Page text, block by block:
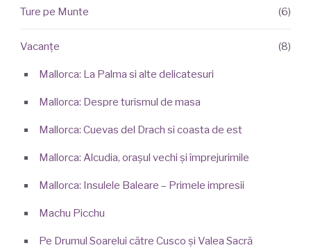
Ture pe Munte (6)
Vacanțe (8)
Mallorca: La Palma si alte delicatesuri
Mallorca: Despre turismul de masa
Mallorca: Cuevas del Drach si coasta de est
Mallorca: Alcudia, orașul vechi și împrejurimile
Mallorca: Insulele Baleare – Primele impresii
Machu Picchu
Pe Drumul Soarelui către Cusco și Valea Sacră